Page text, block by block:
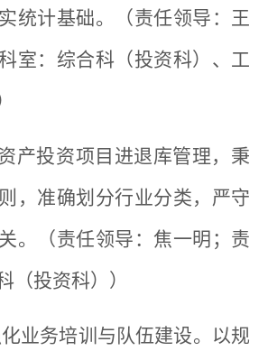
统计基础。（责任领导：王
室：综合科（投资科）、工
产投资项目进退库管理，秉
，准确划分行业分类，严守
。（责任领导：焦一明；责
（投资科））
业务培训与队伍建设。以规